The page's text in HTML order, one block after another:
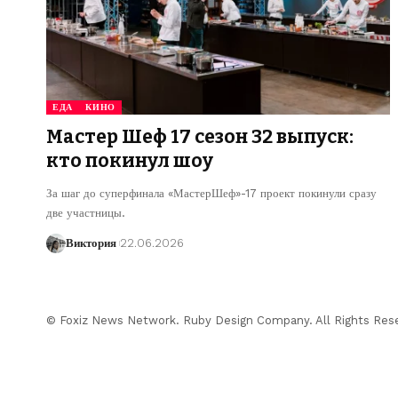
ЕДА КИНО
Мастер Шеф 17 сезон 32 выпуск:
кто покинул шоу
За шаг до суперфинала «МастерШеф»-17 проект покинули сразу
две участницы.
Виктория 22.06.2026
© Foxiz News Network. Ruby Design Company. All Rights